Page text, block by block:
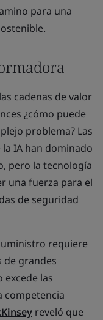
para una
cadenas de valor
¿cómo puede
problema? Las
IA han dominado
pero la tecnología
una fuerza para el
de seguridad
requiere
de grandes
excede las
competencia
reveló que